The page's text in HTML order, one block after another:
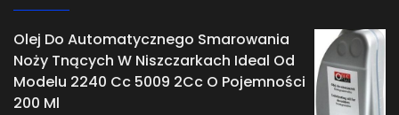
Olej Do Automatycznego Smarowania
Noży Tnących W Niszczarkach Ideal Od
Modelu 2240 Cc 5009 2Cc O Pojemności
200 Ml